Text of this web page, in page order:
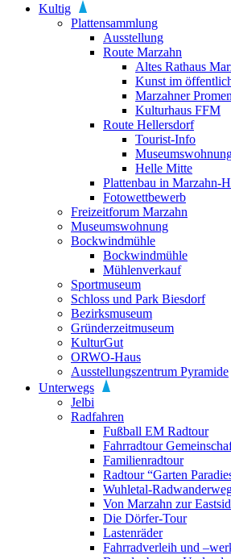
Kultig
Plattensammlung
Ausstellung
Route Marzahn
Altes Rathaus
Kunst im
Marzahner
Kulturhaus FFM
Route Hellersdorf
Tourist-Info
Helle Mitte
Plattenbau in Marzahn-
Fotowettbewerb
Freizeitforum Marzahn
Museumswohnung
Bockwindmühle
Bockwindmühle
Mühlenverkauf
Sportmuseum
Schloss und Park Biesdorf
Bezirksmuseum
Gründerzeitmuseum
KulturGut
ORWO-Haus
Ausstellungszentrum Pyramide
Unterwegs
Jelbi
Radfahren
Fußball EM Radtour
Fahrradtour
Familienradtour
Radtour “Garten
Wuhletal-
Von Marzahn zur
Die Dörfer-Tour
Lastenräder
Fahrradverleih und